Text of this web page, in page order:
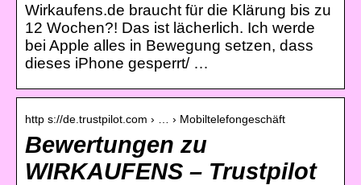
Wirkaufens.de braucht für die Klärung bis zu
12 Wochen?! Das ist lächerlich. Ich werde
bei Apple alles in Bewegung setzen, dass
dieses iPhone gesperrt/ …
http s://de.trustpilot.com › … › Mobiltelefongeschäft
Bewertungen zu
WIRKAUFENS – Trustpilot